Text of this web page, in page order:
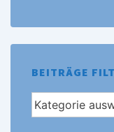
BEITRÄGE
Beiträge
filtern